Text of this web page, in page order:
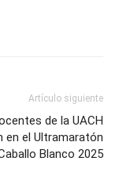
Artículo siguiente
de la UACH
en el Ultramaratón
Blanco 2025